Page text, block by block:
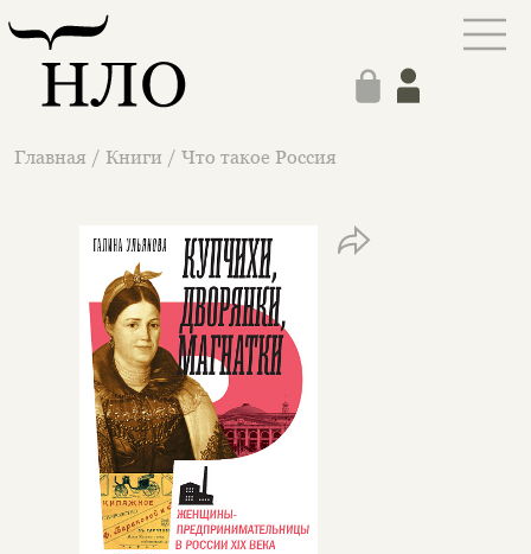
Главная / Книги / Что такое Россия